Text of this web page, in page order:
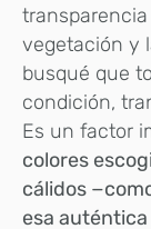
vegetación y
busqué que
condición,
Es un factor
colores
cálidos
esa auténtica